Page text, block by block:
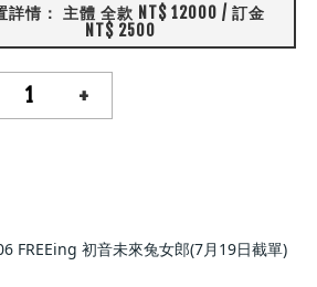
詳情： 主體 全款 NT$ 12000 / 訂金
NT$ 2500
+
FREEing 初音未來兔女郎(7月19日截單)